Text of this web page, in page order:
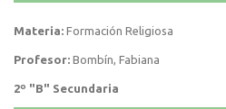
Materia: Formación Religiosa
Profesor: Bombín, Fabiana
2º "B" Secundaria